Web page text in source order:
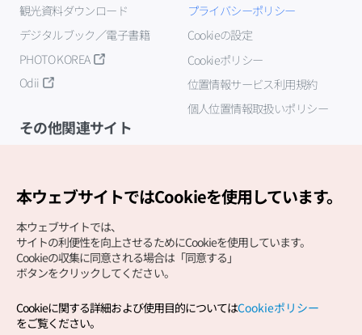
観光資料ダウンロード
デジタルブック／電子書籍
PHOTO KOREA
Odii
プライバシーポリシー
Cookieの設定
Cookieポリシー
位置情報サービス利用規約
個人位置情報取扱いポリシー
その他関連サイト
Copyright (c) Korea Tourism Organization All Rights
本ウェブサイトではCookieを使用しています。
本ウェブサイトでは、
サイトの利便性を向上させるためにCookieを使用しています。
Cookieの収集に同意される場合は「同意する」
ボタンをクリックしてください。
Cookieに関する詳細および使用目的についてはCookieポリシー
をご覧ください。